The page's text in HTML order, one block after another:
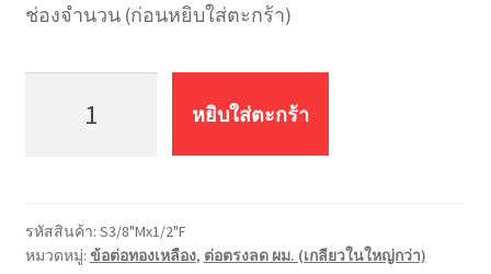
ช่องจำนวน (ก่อนหยิบใส่ตะกร้า)
ทอง
เหลือง
หยิบใส่ตะกร้า
รหัสสินค้า: S3/8"Mx1/2"F
หมวดหมู่: ข้อต่อทองเหลือง, ต่อตรงลด ผม. (เกลียวในใหญ่กว่า)